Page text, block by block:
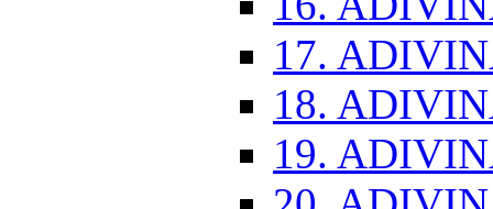
17.
18.
19.